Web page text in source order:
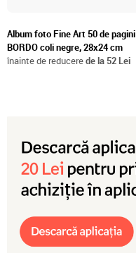
Album foto Fine Art 50 de pagini
BORDO coli negre, 28x24 cm
înainte de reducerede la 52 Lei